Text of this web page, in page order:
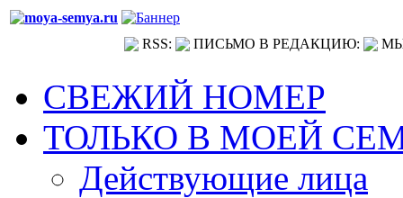
RSS: ПИСЬМО В РЕДАКЦИЮ:
СВЕЖИЙ НОМЕР
ТОЛЬКО В МОЕЙ
Действующие лица